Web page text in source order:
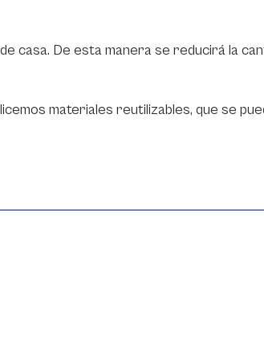
casa. De esta manera se reducirá la
materiales reutilizables, que se